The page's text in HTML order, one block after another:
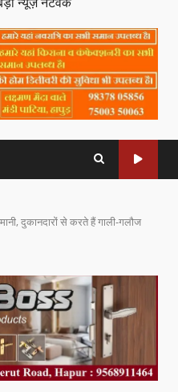
दुकानदारों से करते हैं गाली-गलौज